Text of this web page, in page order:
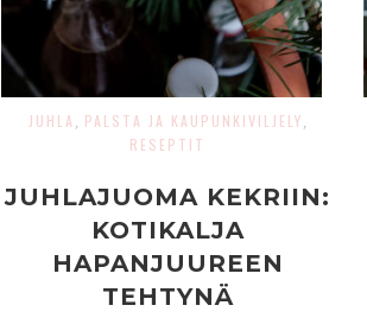
JUHLA , PALSTA JA KAUPUNKIVILJELY ,
RESEPTIT
JUHLAJUOMA KEKRIIN:
KOTIKALJA
HAPANJUUREEN
TEHTYNÄ